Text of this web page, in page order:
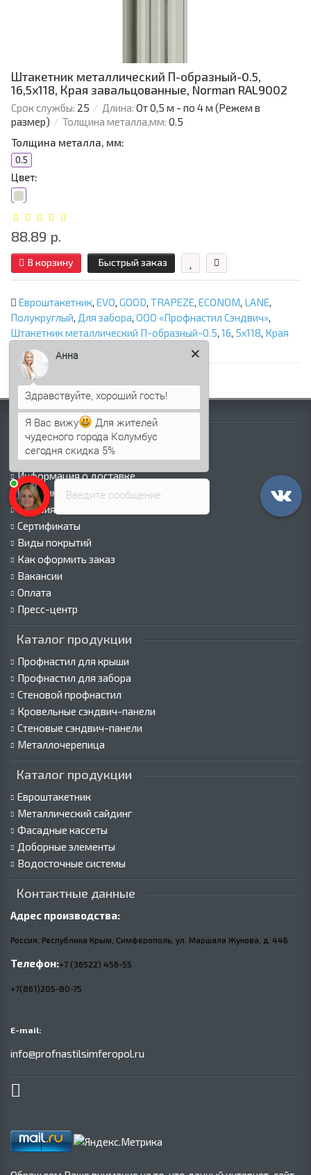
Штакетник металлический П-образный-0.5,
16,5х118, Края завальцованные, Norman RAL9002
Срок службы: 25 Длина: От 0,5 м - по 4 м (Режем в
размер)
Толщина металла,мм: 0.5
Толщина металла, мм:
0.5
Цвет:
88.89 р.
В корзину Быстрый заказ
Евроштакетник, EVO, GOOD, TRAPEZE, ECONOM, LANE,
Полукруглый, Для забора, ООО «Профнастил Сэндвич»,
Штакетник металлический П-образный-0.5, 16, 5х118, Края
завальцованные
Информация
Палитра RAL
Информация о компании
Информация о доставке
Политика безопасности
Условия соглашения
Сертификаты
Виды покрытий
Как оформить заказ
Вакансии
Оплата
Пресс-центр
Каталог продукции
Профнастил для крыши
Профнастил для забора
Стеновой профнастил
Кровельные сэндвич-панели
Стеновые сэндвич-панели
Металлочерепица
Каталог продукции
Евроштакетник
Металлический сайдинг
Фасадные кассеты
Доборные элементы
Водосточные системы
Контактные данные
Адрес производства:
Россия, Республика Крым, Симферополь, ул. Маршала Жукова, д. 44Б
Телефон:+7 (36522) 456-55
+7(861)205-80-75
E-mail:
info@profnastilsimferopol.ru
Введите сообщение
Анна
Я Вас вижу
Для жителей
чудесного города Колумбус
сегодня скидка 5%